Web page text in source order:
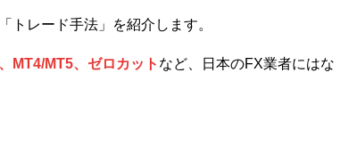
トレード手法」を紹介します。
MT4/MT5、ゼロカット など、日本のFX業者にはな